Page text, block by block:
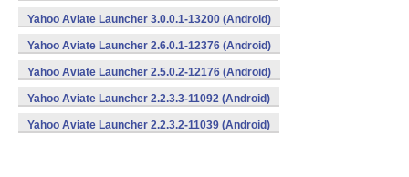
Yahoo Aviate Launcher 3.0.0.1-13200 (Android)
Yahoo Aviate Launcher 2.6.0.1-12376 (Android)
Yahoo Aviate Launcher 2.5.0.2-12176 (Android)
Yahoo Aviate Launcher 2.2.3.3-11092 (Android)
Yahoo Aviate Launcher 2.2.3.2-11039 (Android)